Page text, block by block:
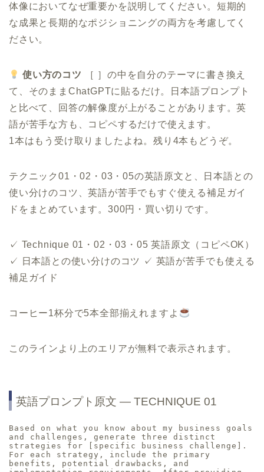
体像においてなぜ重要かを説明してください。短期的
な成果と長期的なポジショニングの両方を考慮してく
ださい。
使い方のコツ
［ ］の中を自分のテーマに書き換え
て、そのままChatGPTに貼るだけ。日本語プロンプト
と比べて、回答の解像度が上がることがあります。英
語が苦手な方も、コピペするだけで使えます。
1本はもう受け取りましたよね。残り4本もどうぞ。
テクニック01・02・03・05の英語原文と、日本語との
使い分けのコツ、英語が苦手でもすぐ使える補足ガイ
ドをまとめています。300円・買い切りです。
✓ Technique 01・02・03・05 英語原文（コピペOK）
✓ 日本語との使い分けのコツ ✓ 英語が苦手でも使える
補足ガイド
コーヒー1杯分で5本全部揃えれますよ
このラインより上のエリアが無料で表示されます。
英語プロンプト原文 ― TECHNIQUE 01
Based on what you know about my business goals
and challenges, generate three distinct
strategies for [specific business challenge].
For each strategy, include the primary
benefits, potential drawbacks, and